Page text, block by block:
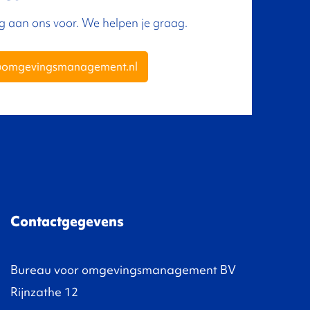
aan ons voor. We helpen je graag.
Contactgegevens
Bureau voor omgevingsmanagement BV
Rijnzathe 12